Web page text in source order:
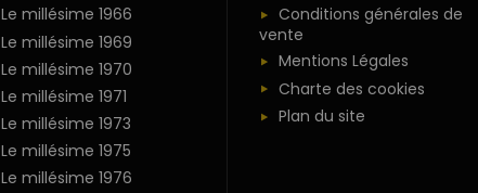
Le millésime 1966
Le millésime 1969
Le millésime 1970
Le millésime 1971
Le millésime 1973
Le millésime 1975
Le millésime 1976
Conditions générales de
vente
Mentions Légales
Charte des cookies
Plan du site